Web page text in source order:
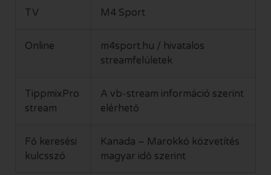
TV M4 Sport
Online
m4sport.hu / hivatalos
streamfelületek
TippmixPro
stream
A vb-stream információ szerint
elérhető
Fő keresési
kulcsszó
Kanada – Marokkó közvetítés
magyar idő szerint